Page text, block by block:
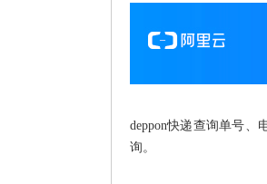
deppon快递查询单号
询。